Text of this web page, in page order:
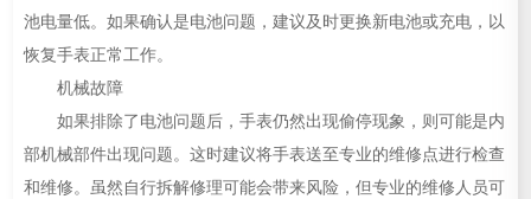
池电量低。如果确认是电池问题，建议及时更换新电池或充电，以
恢复手表正常工作。
机械故障
如果排除了电池问题后，手表仍然出现偷停现象，则可能是内
部机械部件出现问题。这时建议将手表送至专业的维修点进行检查
和维修。虽然自行拆解修理可能会带来风险，但专业的维修人员可